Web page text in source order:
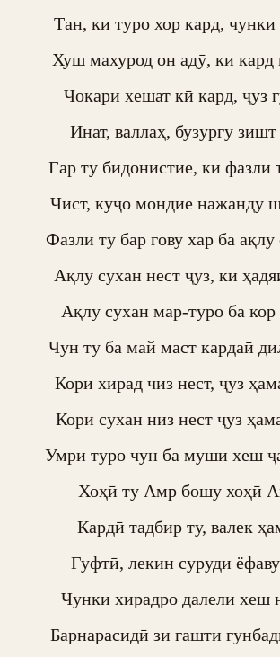
Тан, ки туро хор кард,
Хуш махурод он адӯ, ки кард
Чокари хешат кӣ кард, ҷуз
Инат, валлаҳ, бузургу зишт
Гар ту бидонистие, ки фазли
Чист, куҷо мондие нажанду
Фазли ту бар гову хар ба ақлу
Ақлу сухан нест ҷуз, ки
Ақлу сухан мар-туро ба кор
Чун ту ба май маст кардаӣ
Кори хирад чиз нест, ҷуз
Кори сухан низ нест ҷуз
Умри туро чун ба муши хеш
Хоҳӣ ту Амр бошу хоҳӣ
Кардӣ тадбир ту, валек
Гуфтӣ, лекин суруди
Чунки хирадро далели хеш
Барнарасидӣ зи гашти